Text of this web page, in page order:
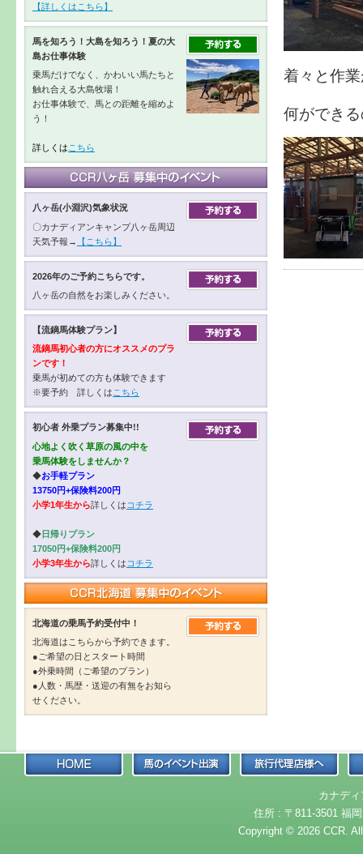
着々と作
何ができ
【詳しくはこちら】
馬を知ろう！大島を知ろう！夏の大
島お仕事体験
乗馬だけでなく、かわいい馬たちと
触れ合える大島牧場！
お仕事体験で、馬との距離を縮めよ
う！
詳しくは こちら
八ヶ岳(小淵沢)気象状況
〇カナディアンキャンプ八ヶ岳周辺
天気予報→
【こちら】
2026年のご予約こちらです。
八ヶ岳の自然をお楽しみください。
【流鏑馬体験プラン】
流鏑馬初心者の方にオススメのプラ
ンです！
乗馬が初めての方も体験できます
※要予約 詳しくは こちら
初心者 外乗プラン募集中!!
心地よく吹く草原の風の中を
乗馬体験をしませんか？
◆お手軽プラン
13750円+保険料200円
小学1年生から詳しくは コチラ
◆日帰りプラン
17050円+保険料200円
小学3年生から詳しくは コチラ
北海道の乗馬予約受付中！
北海道はこちらから予約できます。
●ご希望の日とスタート時間
●外乗時間（ご希望のプラン）
●人数・馬歴・送迎の有無をお知ら
せください。
カナデ
住所 : 〒811-3501 福
Copyright © 2026 CCR.